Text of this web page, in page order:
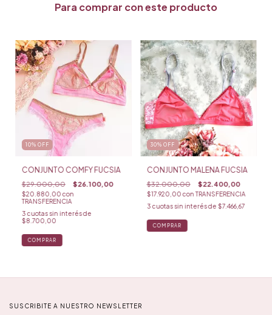
Para comprar con este producto
10% OFF
CONJUNTO COMFY FUCSIA
$29.000,00 $26.100,00
$20.880,00con
TRANSFERENCIA
3 cuotas sin interés de
$8.700,00
COMPRAR
30%OFF
CONJUNTO MALENA FUCSIA
$32.000,00 $22.400,00
$17.920,00con TRANSFERENCIA
3 cuotas sin interés de $7.466,67
COMPRAR
SUSCRIBITE A NUESTRO NEWSLETTER